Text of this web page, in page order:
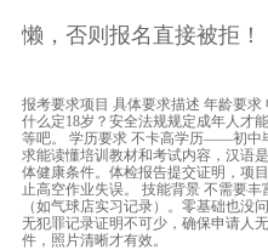
懒，否则报名直接被拒！
报考要求项目 具体要求描述 年龄要
什么定18岁？安全法规规定成年人才
等吧。 学历要求 不卡高学历——初中
求能读懂培训教材和考试内容，汉语
体健康条件。体检报告提交证明，项
止高空作业失误。 技能背景 不需要
（如气球店实习记录）。零基础也没
无犯罪记录证明不可少，确保申请人
件，照片清晰才有效。